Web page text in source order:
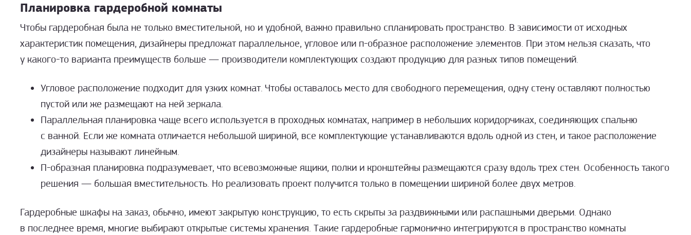
Планировка гардеробной комнаты
Чтобы гардеробная была не только вместительной, но и удобной, важно правильно спланировать пространство. В зависимости от исходных
характеристик помещения, дизайнеры предложат параллельное, угловое или п-образное расположение элементов. При этом нельзя сказать, что
у какого-то варианта преимуществ больше — производители комплектующих создают продукцию для разных типов помещений.
Угловое расположение подходит для узких комнат. Чтобы оставалось место для свободного перемещения, одну стену оставляют полностью
пустой или же размещают на ней зеркала.
Параллельная планировка чаще всего используется в проходных комнатах, например в небольших коридорчиках, соединяющих спальню
с ванной. Если же комната отличается небольшой шириной, все комплектующие устанавливаются вдоль одной из стен, и такое расположение
дизайнеры называют линейным.
П-образная планировка подразумевает, что всевозможные ящики, полки и кронштейны размещаются сразу вдоль трех стен. Особенность такого
решения — большая вместительность. Но реализовать проект получится только в помещении шириной более двух метров.
Гардеробные шкафы на заказ, обычно, имеют закрытую конструкцию, то есть скрыты за раздвижными или распашными дверьми. Однако
в последнее время, многие выбирают открытые системы хранения. Такие гардеробные гармонично интегрируются в пространство комнаты